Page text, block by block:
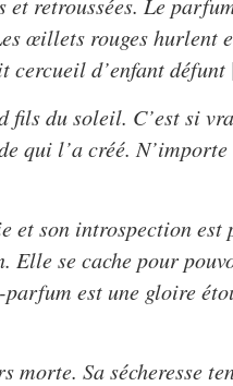
œillets rouges hurlent
cercueil d’enfant défunt
fils du soleil. C’est si
qui l’a créé. N’importe
et son introspection est
Elle se cache pour
parfum est une gloire
morte. Sa sécheresse